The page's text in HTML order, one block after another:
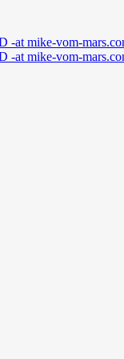
-at mike-vom-
-at mike-vom-